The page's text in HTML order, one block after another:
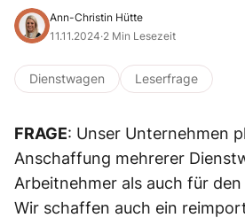
Ann-Christin Hütte
11.11.2024·2 Min Lesezeit
Dienstwagen Leserfrage
FRAGE: Unser Unternehmen
Anschaffung mehrerer
Arbeitnehmer als auch für
Wir schaffen auch ein